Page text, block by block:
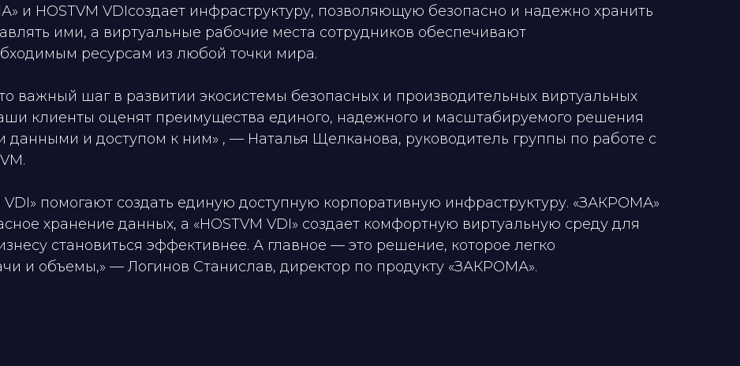
и HOSTVM VDIсоздает инфраструктуру, позволяющую безопасно и надежно хранить
ими, а виртуальные рабочие места сотрудников обеспечивают
ресурсам из любой точки мира.
важный шаг в развитии экосистемы безопасных и производительных виртуальных
клиенты оценят преимущества единого, надежного и масштабируемого решения
и доступом к ним» , — Наталья Щелканова, руководитель группы по работе с
помогают создать единую доступную корпоративную инфраструктуру. «ЗАКРОМА»
хранение данных, а «HOSTVM VDI» создает комфортную виртуальную среду для
становиться эффективнее. А главное — это решение, которое легко
и объемы,» — Логинов Станислав, директор по продукту «ЗАКРОМА».